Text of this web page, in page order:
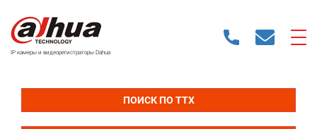
IP камеры и видеорегистраторы Dahua
ПОИСК ПО ТТХ